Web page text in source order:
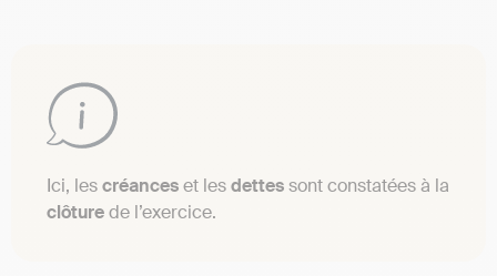
Ici, lescréanceset lesdettessont constatées à la
clôturede l’exercice.